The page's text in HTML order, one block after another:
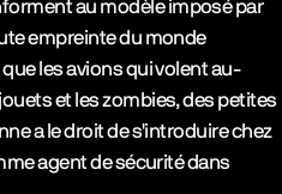
au modèle imposé par
empreinte du monde
les avions qui volent au-
et les zombies, des petites
a le droit de s'introduire chez
agent de sécurité dans